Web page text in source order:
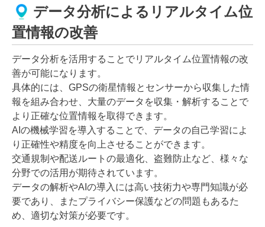
データ分析によるリアルタイム位
置情報の改善
データ分析を活用することでリアルタイム位置情報の改
善が可能になります。
具体的には、GPSの衛星情報とセンサーから収集した情
報を組み合わせ、大量のデータを収集・解析することで
より正確な位置情報を取得できます。
AIの機械学習を導入することで、データの自己学習によ
り正確性や精度を向上させることができます。
交通規制や配送ルートの最適化、盗難防止など、様々な
分野での活用が期待されています。
データの解析やAIの導入には高い技術力や専門知識が必
要であり、またプライバシー保護などの問題もあるた
め、適切な対策が必要です。